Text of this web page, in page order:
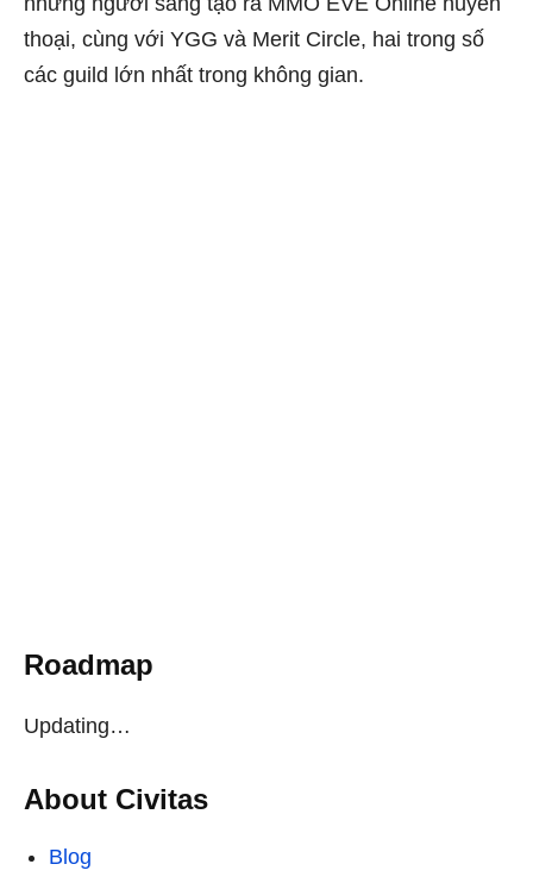
thoại, cùng với YGG và Merit Circle, hai trong số
các guild lớn nhất trong không gian.
Roadmap
Updating…
About Civitas
Blog